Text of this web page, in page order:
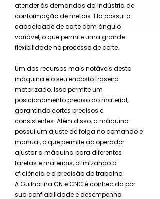
atender às demandas da indústria de
conformação de metais. Ela possui a
capacidade de corte com ângulo
variável, o que permite uma grande
flexibilidade no processo de corte.
Um dos recursos mais notáveis desta
máquina é o seu encosto traseiro
motorizado. Isso permite um
posicionamento preciso do material,
garantindo cortes precisos e
consistentes. Além disso, a máquina
possui um ajuste de folga no comando e
manual, o que permite ao operador
ajustar a máquina para diferentes
tarefas e materiais, otimizando a
eficiência e a precisão do trabalho.
A Guilhotina CN e CNC é conhecida por
sua confiabilidade e desempenho